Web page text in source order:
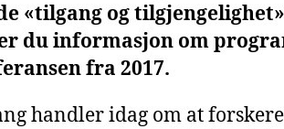
«tilgang og
du informasjon om
fra 2017.
handler idag om at